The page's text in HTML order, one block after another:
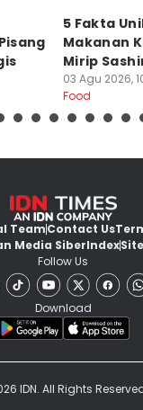
5 Fakta
Makanan
Mirip
03 Agu 2026,
Food
TeamContact Us
Media SiberIndex
Follow Us
Download
IDN. All Rights